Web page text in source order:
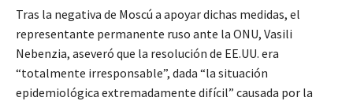
Tras la negativa de Moscú a apoyar dichas medidas, el
representante permanente ruso ante la ONU, Vasili
Nebenzia, aseveró que la resolución de EE.UU. era
“totalmente irresponsable”, dada “la situación
epidemiológica extremadamente difícil” causada por la